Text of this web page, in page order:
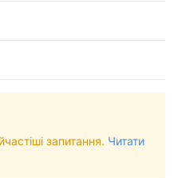
запитання. Читати